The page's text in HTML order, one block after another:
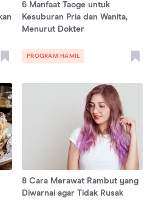
6 Manfaat Taoge untuk
Kesuburan Pria dan Wanita,
Menurut Dokter
PROGRAM HAMIL
8 Cara Merawat Rambut yang
Diwarnai agar Tidak Rusak